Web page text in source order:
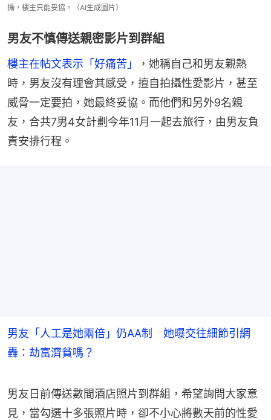
攝，樓主只能妥協。（AI生成圖片）
男友不慎傳送親密影片到群組
樓主在帖文表示「好痛苦」
，她稱自己和男友親熱
時，男友沒有理會其感受，擅自拍攝性愛影片，甚至
威脅一定要拍，她最終妥協。而他們和另外9名親
友，合共7男4女計劃今年11月一起去旅行，由男友負
責安排行程。
男友「人工是她兩倍」仍AA制 她曝交往細節引網
轟：劫富濟貧嗎？
男友日前傳送數間酒店照片到群組，希望詢問大家意
見，當勾選十多張照片時，卻不小心將數天前的性愛